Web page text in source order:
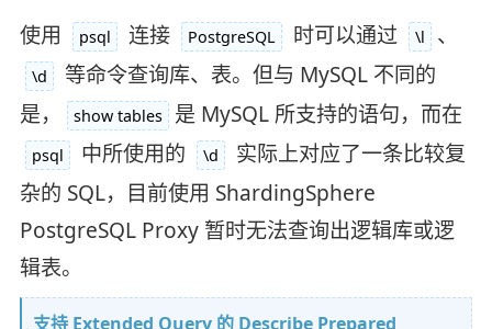
使用 psql 连接 PostgreSQL 时可以通过 \l 、
\d
等命令查询库、表。但与 MySQL 不同的
是，
show tables 是 MySQL 所支持的语句，而在
psql 中所使用的 \d
实际上对应了一条比较复
杂的 SQL，目前使用 ShardingSphere
PostgreSQL Proxy 暂时无法查询出逻辑库或逻
辑表。
支持 Extended Query 的 Describe Prepared